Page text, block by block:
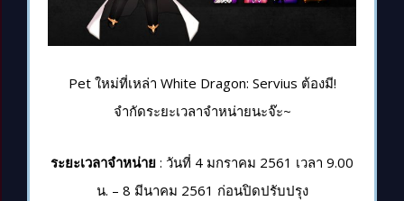
Pet ใหม่ที่เหล่า White Dragon: Servius ต้องมี!
จำกัดระยะเวลาจำหน่ายนะจ๊ะ~
ระยะเวลาจำหน่าย : วันที่ 4 มกราคม 2561 เวลา 9.00
น. – 8 มีนาคม 2561 ก่อนปิดปรับปรุง